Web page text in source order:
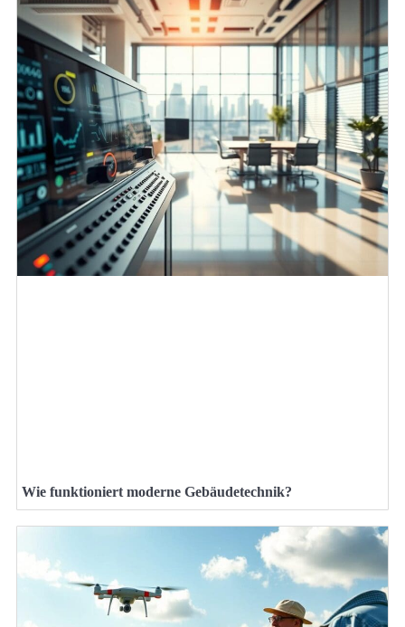
Wie funktioniert moderne Gebäudetechnik?